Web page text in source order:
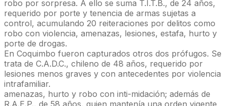
robo por sorpresa. A ello se suma T.I.T.B., de 24 años,
requerido por porte y tenencia de armas sujetas a
control, acumulando 20 reiteraciones por delitos como
robo con violencia, amenazas, lesiones, estafa, hurto y
porte de drogas.
En Coquimbo fueron capturados otros dos prófugos. Se
trata de C.A.D.C., chileno de 48 años, requerido por
lesiones menos graves y con antecedentes por violencia
intrafamiliar.
amenazas, hurto y robo con inti-midación; además de
R.A.E.P., de 58 años, quien mantenía una orden vigente